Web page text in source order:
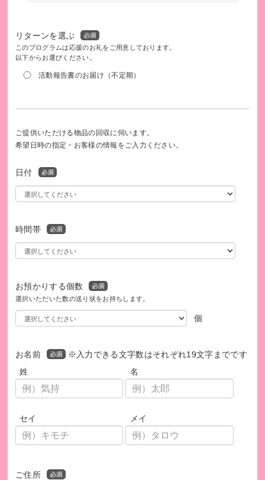
みなさんからのキモチを届けます。
リターンを選ぶ
このプログラムは応援のお礼をご用意しております。
以下からお選びください。
活動報告書のお届け（不定期）
ご提供いただける物品の回収に伺います。
希望日時の指定・お客様の情報をご入力ください。
日付
時間帯
お預かりする個数
選択いただいた数の送り状をお持ちします。
個
お名前
※入力できる文字数はそれぞれ19文字までです
姓
名
セイ メイ
ご住所